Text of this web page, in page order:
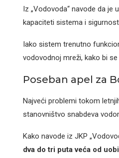
Iz „Vodovoda“ navode da je
kapaciteti sistema i
Iako sistem trenutno
vodovodnoj mreži, kako bi
Poseban apel za
Najveći problemi tokom
stanovništvo snabdeva
Kako navode iz JKP
dva do tri puta veća od